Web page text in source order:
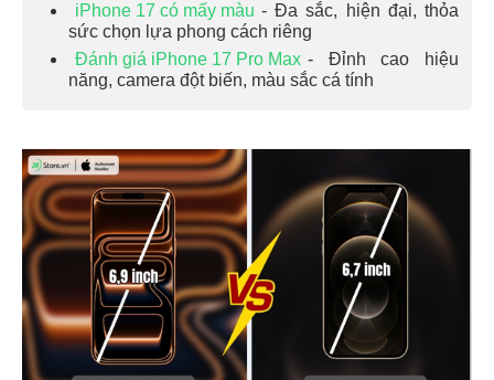
iPhone 17 có mấy màu - Đa sắc, hiện đại, thỏa
sức chọn lựa phong cách riêng
Đánh giá iPhone 17 Pro Max - Đỉnh cao hiệu
năng, camera đột biến, màu sắc cá tính